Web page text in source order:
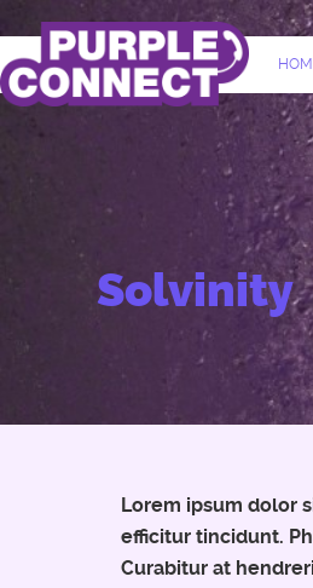
Solvinity
Lorem ipsum dolor
efficitur tincidunt.
Curabitur at